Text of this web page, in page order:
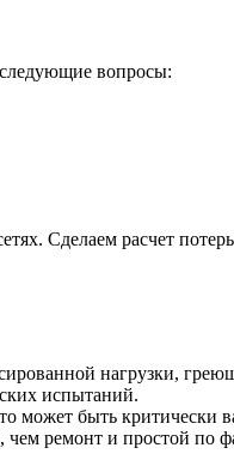
вопросы:
Сделаем расчет
нагрузки,
испытаний.
может быть критически
чем ремонт и простой по